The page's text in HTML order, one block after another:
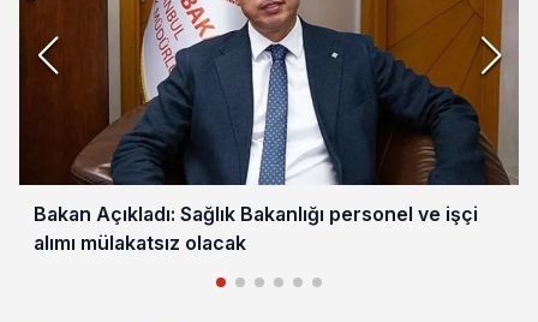
Bakan Açıkladı: Sağlık Bakanlığı personel ve işçi
alımı mülakatsız olacak